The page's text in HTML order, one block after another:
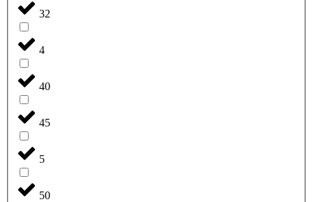
32
4
40
45
5
50